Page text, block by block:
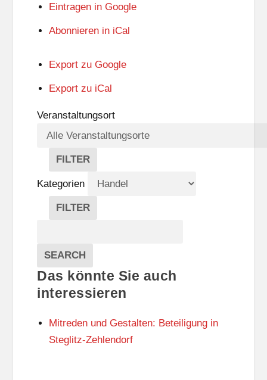
Eintragen in Google
Abonnieren in iCal
Export zu Google
Export zu iCal
Veranstaltungsort
FILTER
V
E
R
A
A
L
T
U
N
S
O
Kategorien
FILTER
E
G
O
R
N
Veranstaltungen
SEARCH
Das könnte Sie auch
interessieren
Mitreden und Gestalten: Beteiligung in
Steglitz-Zehlendorf